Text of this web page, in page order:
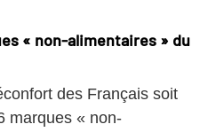
« non-alimentaires » du
des Français soit
marques « non-